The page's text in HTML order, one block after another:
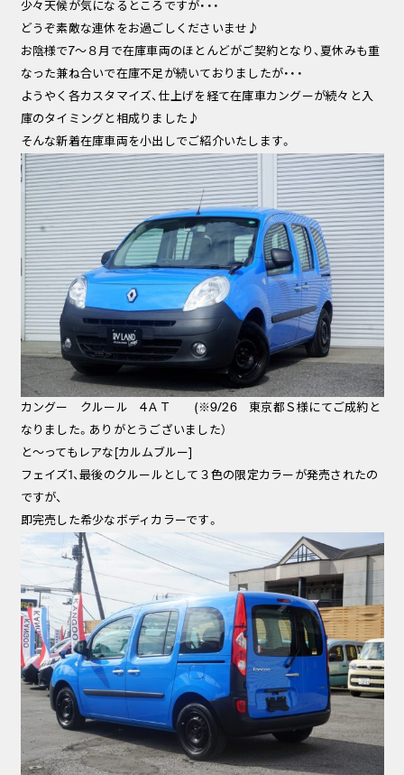
少々天候が気になるところですが・・・
どうぞ素敵な連休をお過ごしくださいませ♪
お陰様で7～８月で在庫車両のほとんどがご契約となり、夏休みも重
なった兼ね合いで在庫不足が続いておりましたが・・・
ようやく各カスタマイズ、仕上げを経て在庫車カングーが続々と入
庫のタイミングと相成りました♪
そんな新着在庫車両を小出しでご紹介いたします。
カングー クルール 4ＡＴ (※9/26 東京都Ｓ様にてご成約と
なりました。ありがとうございました）
と～ってもレアな[カルムブルー]
フェイズ1、最後のクルールとして３色の限定カラーが発売されたの
ですが、
即完売した希少なボディカラーです。